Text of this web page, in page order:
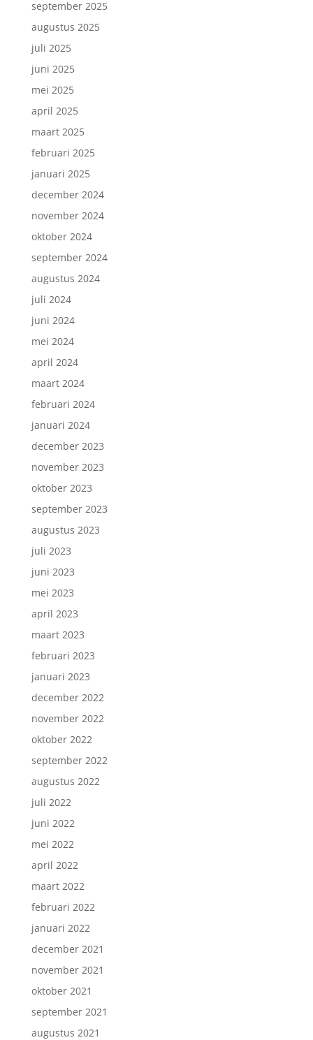
september 2025
augustus 2025
juli 2025
juni 2025
mei 2025
april 2025
maart 2025
februari 2025
januari 2025
december 2024
november 2024
oktober 2024
september 2024
augustus 2024
juli 2024
juni 2024
mei 2024
april 2024
maart 2024
februari 2024
januari 2024
december 2023
november 2023
oktober 2023
september 2023
augustus 2023
juli 2023
juni 2023
mei 2023
april 2023
maart 2023
februari 2023
januari 2023
december 2022
november 2022
oktober 2022
september 2022
augustus 2022
juli 2022
juni 2022
mei 2022
april 2022
maart 2022
februari 2022
januari 2022
december 2021
november 2021
oktober 2021
september 2021
augustus 2021